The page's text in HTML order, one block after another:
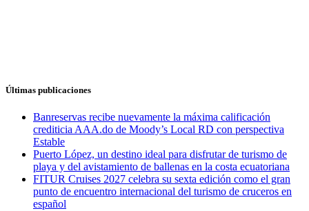
Últimas publicaciones
Banreservas recibe nuevamente la máxima calificación
crediticia AAA.do de Moody’s Local RD con perspectiva
Estable
Puerto López, un destino ideal para disfrutar de turismo de
playa y del avistamiento de ballenas en la costa ecuatoriana
FITUR Cruises 2027 celebra su sexta edición como el gran
punto de encuentro internacional del turismo de cruceros en
español